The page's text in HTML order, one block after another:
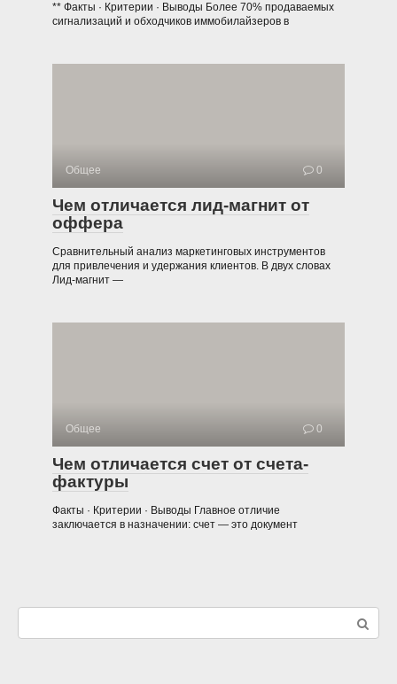
** Факты · Критерии · Выводы Более 70% продаваемых
сигнализаций и обходчиков иммобилайзеров в
Общее 0
Чем отличается лид-магнит от
оффера
Сравнительный анализ маркетинговых инструментов
для привлечения и удержания клиентов. В двух словах
Лид-магнит —
Общее 0
Чем отличается счет от счета-
фактуры
Факты · Критерии · Выводы Главное отличие
заключается в назначении: счет — это документ